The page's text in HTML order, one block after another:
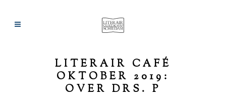
LITERAIR CAFÉ
OKTOBER 2019:
OVER DRS. P